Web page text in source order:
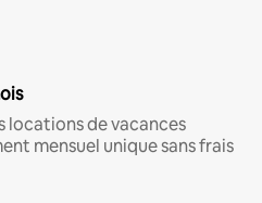
locations de vacances
mensuel unique sans frais